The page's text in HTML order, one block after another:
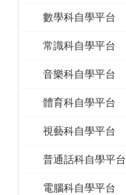
數學科自學平台
常識科自學平台
音樂科自學平台
體育科自學平台
視藝科自學平台
普通話科自學平台
電腦科自學平台